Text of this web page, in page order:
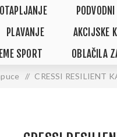
PLAVANJE
AKCIJSKE
SPORT OBLAČILA
/ CRESSI RESILIENT